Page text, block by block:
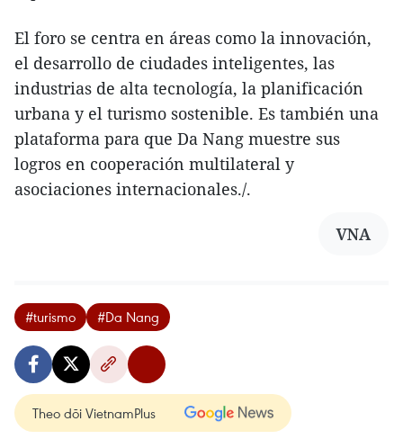
El foro se centra en áreas como la innovación,
el desarrollo de ciudades inteligentes, las
industrias de alta tecnología, la planificación
urbana y el turismo sostenible. Es también una
plataforma para que Da Nang muestre sus
logros en cooperación multilateral y
asociaciones internacionales./.
VNA
#turismo #Da Nang
Theo dõi VietnamPlus